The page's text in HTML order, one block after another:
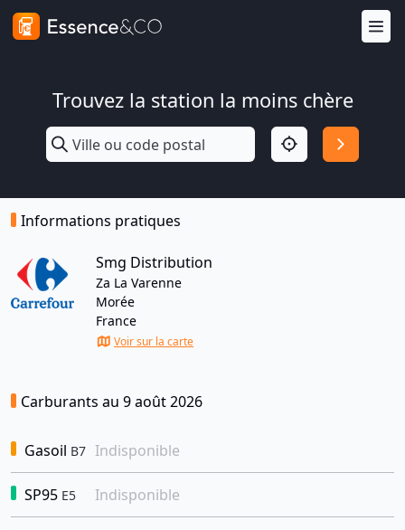
Trouvez la station la moins chère
Informations pratiques
Smg Distribution
Za La Varenne
Morée
France
Voir sur la carte
Carburants au 9 août 2026
Gasoil B7 Indisponible
SP95 E5 Indisponible